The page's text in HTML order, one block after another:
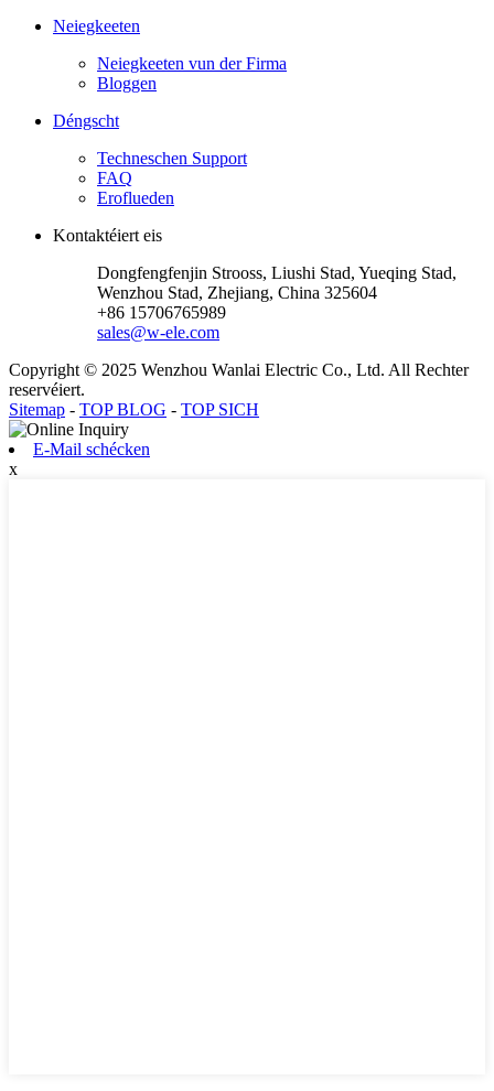
Neiegkeeten
Neiegkeeten vun der Firma
Bloggen
Déngscht
Techneschen Support
FAQ
Eroflueden
Kontaktéiert eis
Dongfengfenjin Strooss, Liushi Stad, Yueqing Stad,
Wenzhou Stad, Zhejiang, China 325604
+86 15706765989
sales@w-ele.com
Copyright © 2025 Wenzhou Wanlai Electric Co., Ltd. All Rechter
reservéiert.
Sitemap - TOP BLOG - TOP SICH
E-Mail schécken
x